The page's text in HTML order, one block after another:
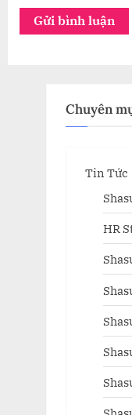
Chuyên
Tin Tức
HR